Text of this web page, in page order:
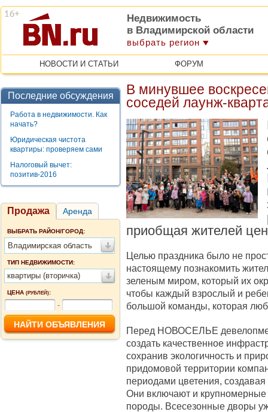
Недвижимость
в Владимирской области
выбрать регион
НОВОСТИ И СТАТЬИ ФОРУМ
Последние обсуждения
Работа в недвижимости. Как
начать?
Юридическая чистота
квартиры: проверяем сами
Налоговый вычет:
позитив-2016
Продажа Аренда
ВЫБРАТЬ РАЙОН/ГОРОД:
Владимирская область
ТИП НЕДВИЖИМОСТИ:
квартиры (вторичка)
ЦЕНА (РУБЛЕЙ):
-
В минувшее
соседей лаунж-
приобщая жителей
Целью праздника было не
настоящему познакомить
зеленым миром, который их
чтобы каждый взрослый и
большой команды, которая
Перед НОВОСЕЛЬЕ
создать качественное
сохранив экологичность и
придомовой территории
периодами цветения,
Они включают и
породы. Всесезонные дворы